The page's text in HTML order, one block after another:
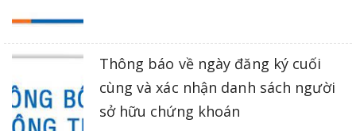
Thông báo về ngày đăng ký cuối
cùng và xác nhận danh sách người
sở hữu chứng khoán